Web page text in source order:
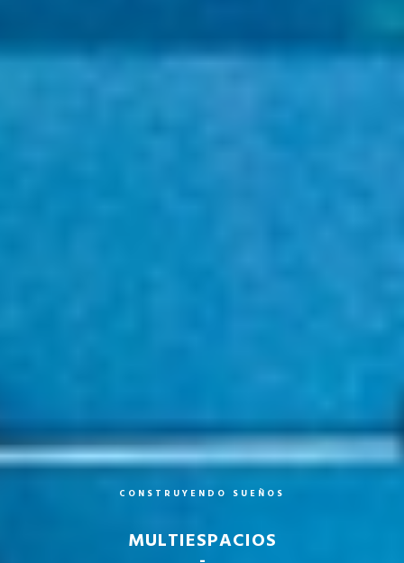
C O N S T R UY E N D O S U E Ñ O S
MULTIESPACIOS